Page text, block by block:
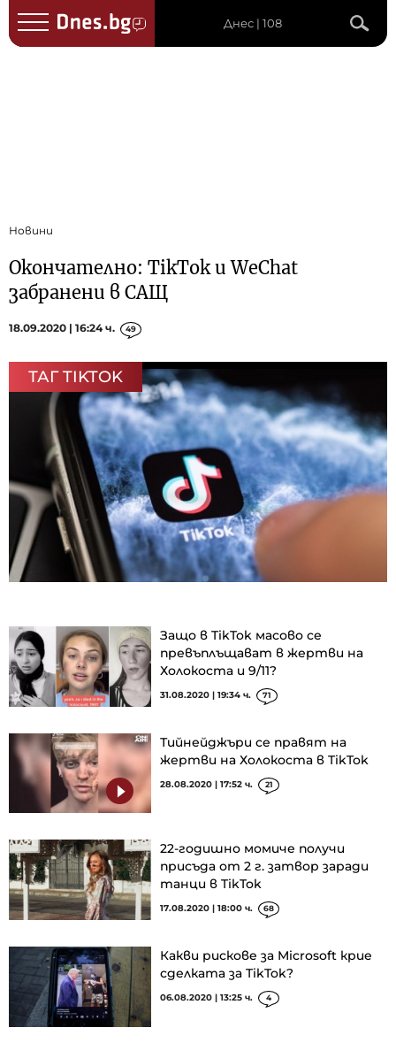
Днес | 108
Новини
Окончателно: TikTok и WeChat
забранени в САЩ
18.09.2020 | 16:24 ч. 49
ТАГ TIKTOK
Защо в TikTok масово се
превъплъщават в жертви на
Холокоста и 9/11?
31.08.2020 | 19:34 ч. 71
Тийнейджъри се правят на
жертви на Холокоста в TikTok
28.08.2020 | 17:52 ч. 21
22-годишно момиче получи
присъда от 2 г. затвор заради
танци в TikTok
17.08.2020 | 18:00 ч. 68
Какви рискове за Microsoft крие
сделката за TikTok?
06.08.2020 | 13:25 ч. 4